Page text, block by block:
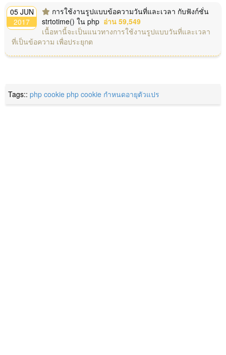
05 JUN
2017
การใช้งานรูปแบบข้อความวันที่และเวลา กับฟังก์ชั่น
strtotime() ใน php อ่าน 59,549
เนื้อหานี้จะเป็นแนวทางการใช้งานรูปแบบวันที่และเวลา
ที่เป็นข้อความ เพื่อประยุกต
Tags::php cookie php cookie กำหนดอายุตัวแปร